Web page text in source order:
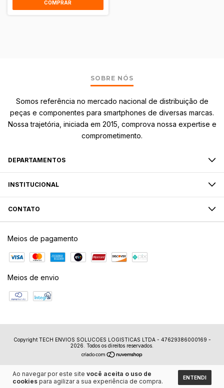
Ao navegar por este site você aceita o uso de
cookies para agilizar a sua experiência de compra. ENTENDI
COMPRAR
SOBRE NÓS
Somos referência no mercado nacional de distribuição de
peças e componentes para smartphones de diversas marcas.
Nossa trajetória, iniciada em 2015, comprova nossa expertise e
comprometimento.
DEPARTAMENTOS
INSTITUCIONAL
CONTATO
Meios de pagamento
Meios de envio
Copyright TECH ENVIOS SOLUCOES LOGISTICAS LTDA - 47629386000169 -
2026. Todos os direitos reservados.